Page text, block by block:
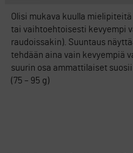
Olisi mukava kuulla
tai vaihtoehtoisesti kevyempi
raudoissakin). Suuntaus
tehdään aina vain kevyempiä
suurin osa ammattilaiset
(75 – 95 g)